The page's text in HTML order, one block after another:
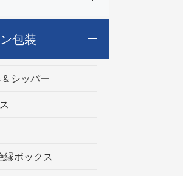
包装
& シッパー
縁ボックス